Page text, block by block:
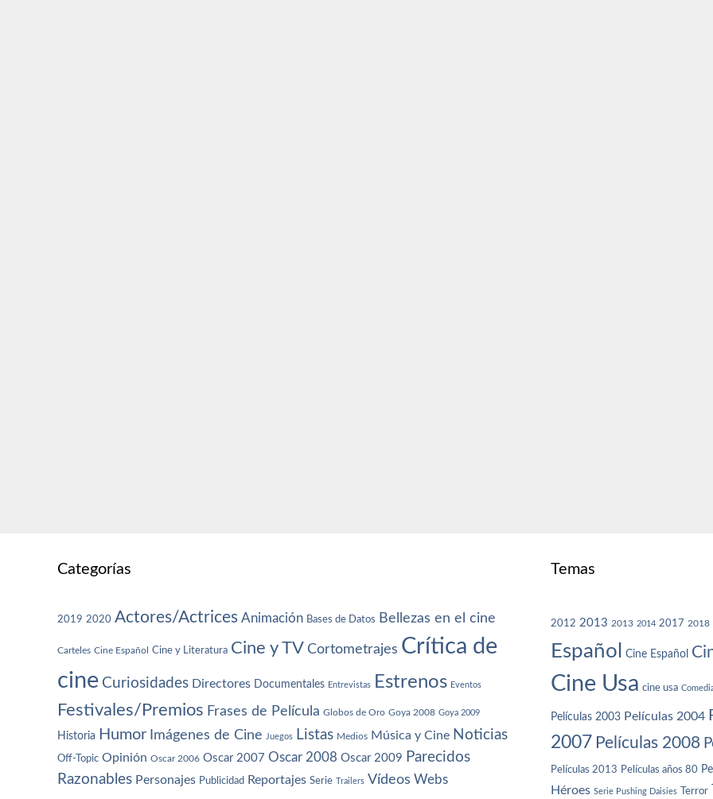
Categorías
2019 2020 Actores/Actrices Animación Bases de Datos Bellezas en el cine
Carteles Cine Español Cine y Literatura Cine y TV Cortometrajes Crítica de
cine Curiosidades Directores Documentales Entrevistas Estrenos Eventos
Festivales/Premios Frases de Película Globos de Oro Goya 2008 Goya 2009
Historia Humor Imágenes de Cine Juegos Listas Medios Música y Cine Noticias
Off-Topic Opinión Oscar 2006 Oscar 2007 Oscar 2008 Oscar 2009 Parecidos
Razonables Personajes Publicidad Reportajes Serie Trailers Vídeos Webs
Temas
2012 2013 2013 2014 2017 2018
Español Cine Español
Cine Usa cine usa
Películas 2003 Películas 2004
2007 Películas 2008
Películas 2013 Películas años 80
Héroes Serie Pushing Daisies Terror